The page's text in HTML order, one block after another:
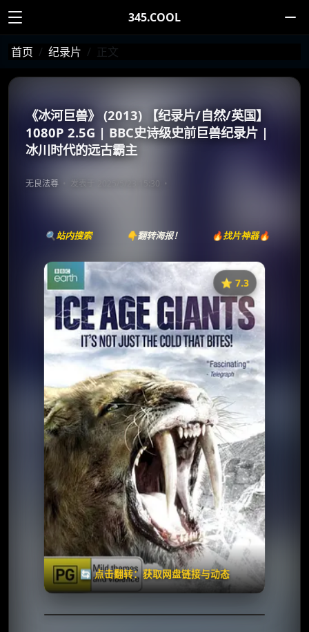
345.COOL
首页 纪录片 正文
《冰河巨兽》 (2013) 【纪录片/自然/英国】
1080P 2.5G | BBC史诗级史前巨兽纪录片 |
冰川时代的远古霸主
无良法尊 发表于 2025/5/23 15:30
🔍站内搜索 👇翻转海报！ 🔥找片神器🔥
⭐️ 7.3
🔄 点击翻转：获取网盘链接与动态
《冰河巨兽》
⭐
收藏
⭐️ 评分：7.3 | 🎬 2013年
✅ 已完结
夸克网盘
失效请反馈
🧧️
天天领红包